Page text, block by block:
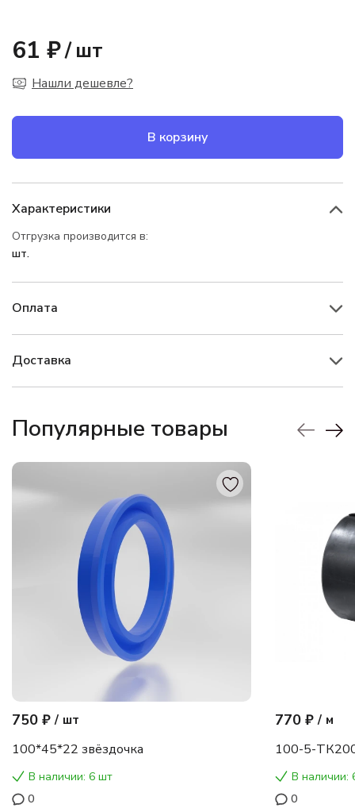
61 ₽/ шт
Нашли дешевле?
В корзину
Характеристики
Отгрузка производится в:
шт.
Оплата
Доставка
Популярные товары
750 ₽ / шт
100*45*22 звёздочка
В наличии: 6 шт
0
770 ₽ / м
100-5-
В наличии:
0